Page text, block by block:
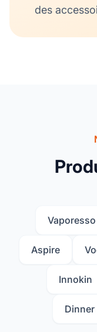
des
Vaporesso
Aspire
Innokin
Dinner